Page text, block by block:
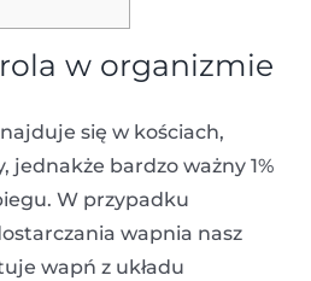
w organizmie
się w kościach,
jednakże bardzo ważny 1%
W przypadku
wapnia nasz
wapń z układu